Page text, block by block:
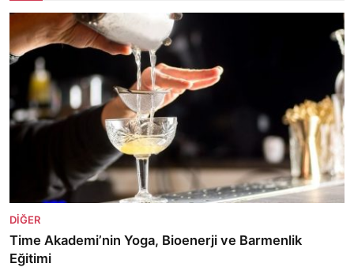
DIĞER
Time Akademi’nin Yoga, Bioenerji ve Barmenlik
Eğitimi